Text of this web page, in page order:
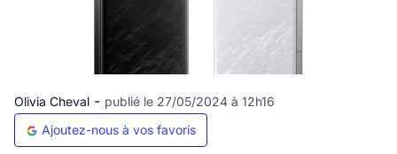
Olivia Cheval - publié le 27/05/2024 à 12h16
Ajoutez-nous à vos favoris